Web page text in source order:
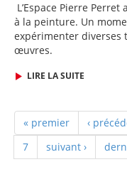
L’Espace Pierre Perret
à la peinture. Un
expérimenter diverses
œuvres.
LIRE LA SUITE
« premier ‹
7
suivant ›